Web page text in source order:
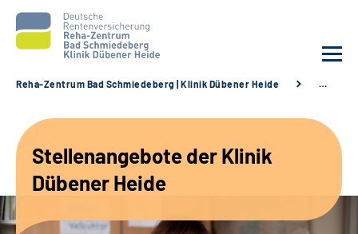
Unsere Angebote
Reha-Zentrum Bad Schmiedeberg | Klinik Dübener Heide …
Stellenangebote der Klinik
Dübener Heide